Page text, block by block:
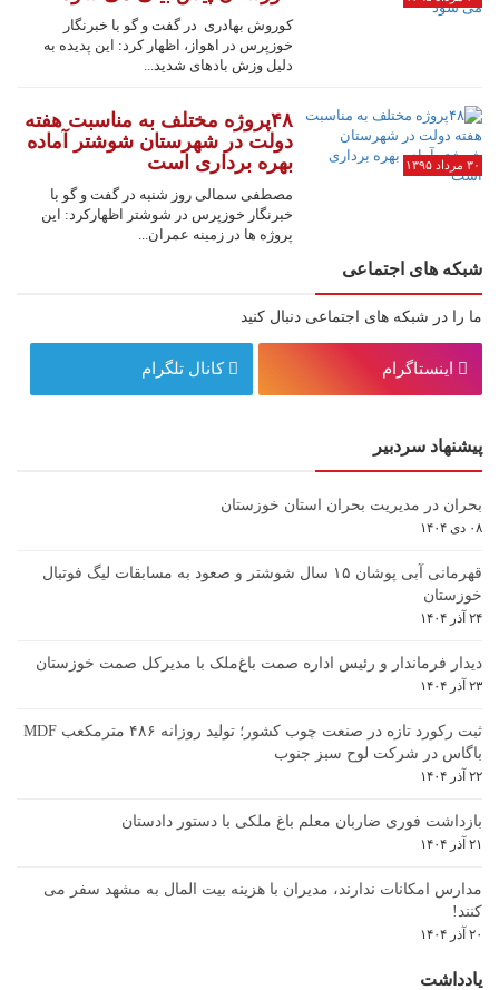
کوروش بهادری در گفت و گو با خبرنگار
خوزپرس در اهواز، اظهار کرد: این پدیده به
دلیل وزش بادهای شدید...
۳۰ مرداد ۱۳۹۵
۴۸پروژه مختلف به مناسبت هفته
دولت در شهرستان شوشتر آماده
بهره برداری است
مصطفی سمالی روز شنبه در گفت و گو با
خبرنگار خوزپرس در شوشتر اظهارکرد: این
پروژه ها در زمینه عمران...
شبکه های اجتماعی
ما را در شبکه های اجتماعی دنبال کنید
اینستاگرام کانال تلگرام
پیشنهاد سردبیر
بحران در مدیریت بحران استان خوزستان
۰۸ دی ۱۴۰۴
قهرمانی آبی پوشان ۱۵ سال شوشتر و صعود به مسابقات لیگ فوتبال
خوزستان
۲۴ آذر ۱۴۰۴
دیدار فرماندار و رئیس اداره صمت باغ‌ملک با مدیرکل صمت خوزستان
۲۳ آذر ۱۴۰۴
ثبت رکورد تازه در صنعت چوب کشور؛ تولید روزانه ۴۸۶ مترمکعب MDF
باگاس در شرکت لوح سبز جنوب
۲۲ آذر ۱۴۰۴
بازداشت فوری ضاربان معلم باغ ملکی با دستور دادستان
۲۱ آذر ۱۴۰۴
مدارس امکانات ندارند، مدیران با هزینه بیت المال به مشهد سفر می
کنند!
۲۰ آذر ۱۴۰۴
یادداشت